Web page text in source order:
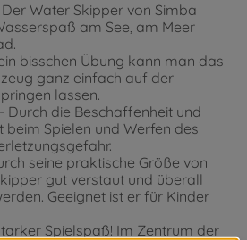
Water Skipper von Simba
am See, am Meer
bisschen Übung kann man das
ganz einfach auf der
lassen.
Durch die Beschaffenheit und
Spielen und Werfen des
seine praktische Größe von
gut verstaut und überall
Geeignet ist er für Kinder
Spielspaß! Im Zentrum der